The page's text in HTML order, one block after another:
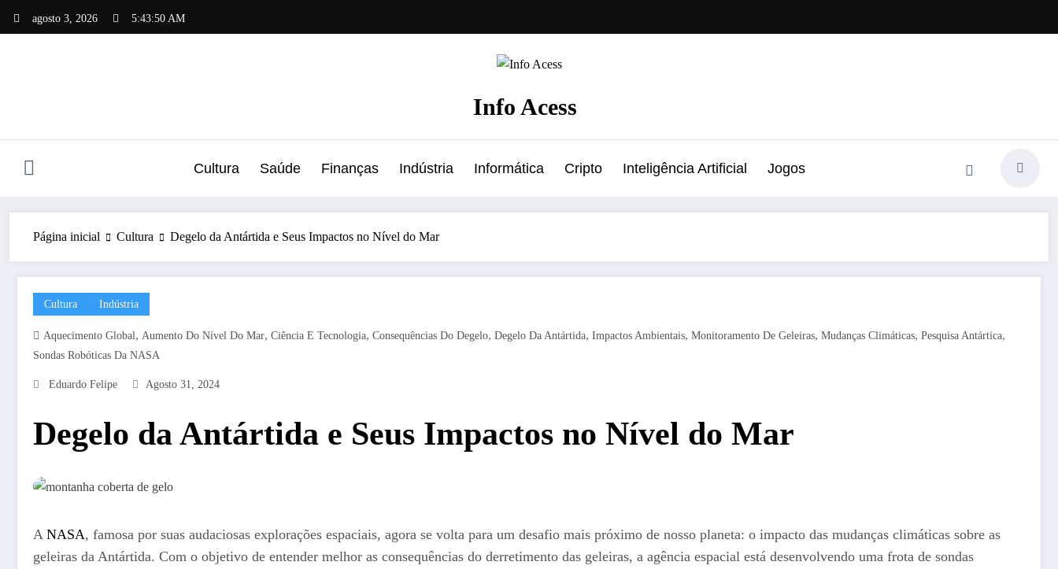
agosto 3, 2026 5:43:51 AM
Info Acess
Cultura Saúde Finanças Indústria Informática Cripto Inteligência Artificial Jogos
Página inicial Cultura Degelo da Antártida e Seus Impactos no Nível do Mar
Cultura Indústria
Aquecimento Global , Aumento Do Nível Do Mar, Ciência E Tecnologia, Consequências Do Degelo, Degelo Da Antártida, Impactos Ambientais, Monitoramento De Geleiras, Mudanças Climáticas, Pesquisa Antártica,
Sondas Robóticas Da NASA
Eduardo Felipe Agosto 31, 2024
Degelo da Antártida e Seus Impactos no Nível do Mar
A NASA, famosa por suas audaciosas explorações espaciais, agora se volta para um desafio mais próximo de nosso planeta: o impacto das mudanças climáticas sobre as
geleiras da Antártida. Com o objetivo de entender melhor as consequências do derretimento das geleiras, a agência espacial está desenvolvendo uma frota de sondas